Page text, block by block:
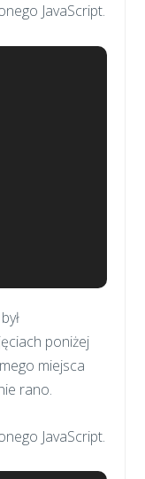
JavaScript.
poniżej
miejsca
rano.
JavaScript.